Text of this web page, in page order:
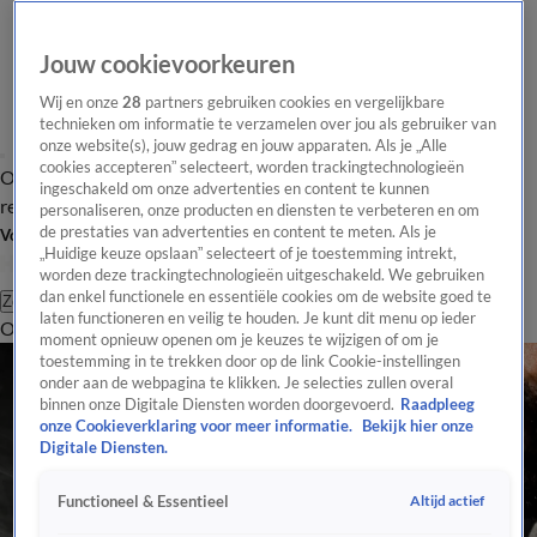
Overzicht Laatste nieuws Regionieuws Het beste van Hart
Tip de
redactie
Volg Hart van Nederland
Zoeken
OverzichtRegioUitzendingenWeerTip de redactiePanelVideo's
Jouw cookievoorkeuren
Wij en onze28 partners gebruiken cookies en vergelijkbare
technieken om informatie te verzamelen over jou als gebruiker van
onze website(s), jouw gedrag en jouw apparaten. Als je „Alle
cookies accepteren” selecteert, worden trackingtechnologieën
ingeschakeld om onze advertenties en content te kunnen
personaliseren, onze producten en diensten te verbeteren en om
de prestaties van advertenties en content te meten. Als je
„Huidige keuze opslaan” selecteert of je toestemming intrekt,
worden deze trackingtechnologieën uitgeschakeld. We gebruiken
dan enkel functionele en essentiële cookies om de website goed te
laten functioneren en veilig te houden. Je kunt dit menu op ieder
moment opnieuw openen om je keuzes te wijzigen of om je
toestemming in te trekken door op de link Cookie-instellingen
onder aan de webpagina te klikken. Je selecties zullen overal
binnen onze Digitale Diensten worden doorgevoerd. Raadpleeg
onze Cookieverklaring voor meer informatie.
Bekijk hier onze
Digitale Diensten.
Functioneel & Essentieel Altijd actief